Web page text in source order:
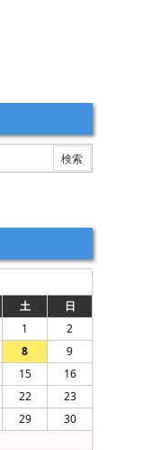
土
日
1
2
8
9
15
16
22
23
29
30